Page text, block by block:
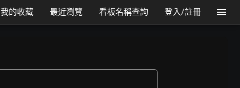
我的收藏 最近瀏覽 看板名稱查詢 登入/註冊